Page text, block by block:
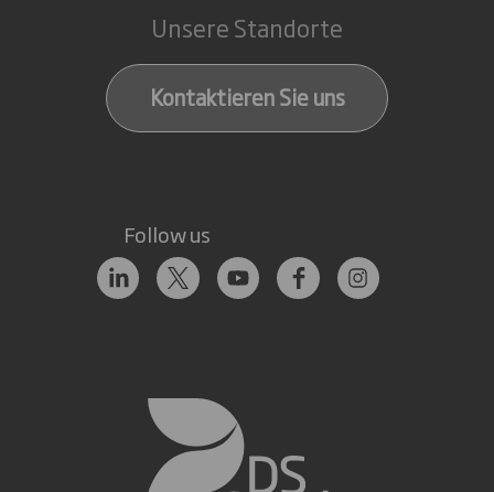
Unsere Standorte
Kontaktieren Sie uns
Follow us